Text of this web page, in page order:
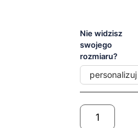
Nie widzisz
swojego
rozmiaru?